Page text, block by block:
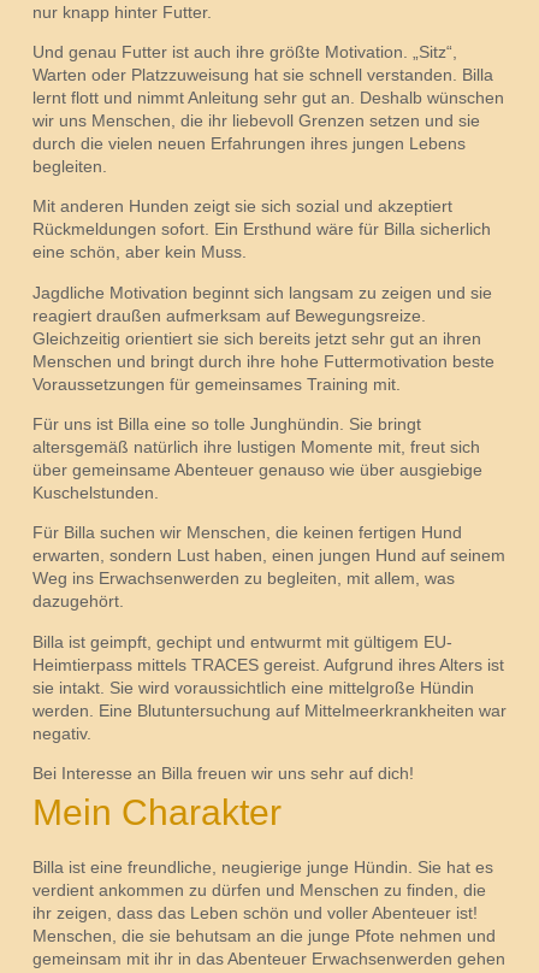
nur knapp hinter Futter.
Und genau Futter ist auch ihre größte Motivation. „Sitz“,
Warten oder Platzzuweisung hat sie schnell verstanden. Billa
lernt flott und nimmt Anleitung sehr gut an. Deshalb wünschen
wir uns Menschen, die ihr liebevoll Grenzen setzen und sie
durch die vielen neuen Erfahrungen ihres jungen Lebens
begleiten.
Mit anderen Hunden zeigt sie sich sozial und akzeptiert
Rückmeldungen sofort. Ein Ersthund wäre für Billa sicherlich
eine schön, aber kein Muss.
Jagdliche Motivation beginnt sich langsam zu zeigen und sie
reagiert draußen aufmerksam auf Bewegungsreize.
Gleichzeitig orientiert sie sich bereits jetzt sehr gut an ihren
Menschen und bringt durch ihre hohe Futtermotivation beste
Voraussetzungen für gemeinsames Training mit.
Für uns ist Billa eine so tolle Junghündin. Sie bringt
altersgemäß natürlich ihre lustigen Momente mit, freut sich
über gemeinsame Abenteuer genauso wie über ausgiebige
Kuschelstunden.
Für Billa suchen wir Menschen, die keinen fertigen Hund
erwarten, sondern Lust haben, einen jungen Hund auf seinem
Weg ins Erwachsenwerden zu begleiten, mit allem, was
dazugehört.
Billa ist geimpft, gechipt und entwurmt mit gültigem EU-
Heimtierpass mittels TRACES gereist. Aufgrund ihres Alters ist
sie intakt. Sie wird voraussichtlich eine mittelgroße Hündin
werden. Eine Blutuntersuchung auf Mittelmeerkrankheiten war
negativ.
Bei Interesse an Billa freuen wir uns sehr auf dich!
Mein Charakter
Billa ist eine freundliche, neugierige junge Hündin. Sie hat es
verdient ankommen zu dürfen und Menschen zu finden, die
ihr zeigen, dass das Leben schön und voller Abenteuer ist!
Menschen, die sie behutsam an die junge Pfote nehmen und
gemeinsam mit ihr in das Abenteuer Erwachsenwerden gehen